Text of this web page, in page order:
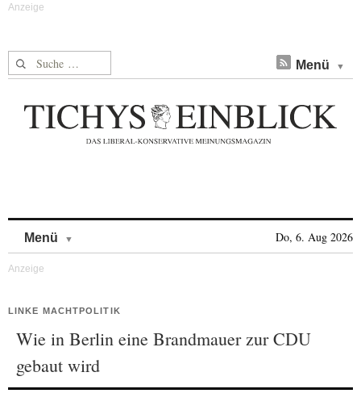
Suche nach: Menü
Menü Do, 6. Aug 2026
LINKE MACHTPOLITIK
Wie in Berlin eine Brandmauer zur CDU
gebaut wird